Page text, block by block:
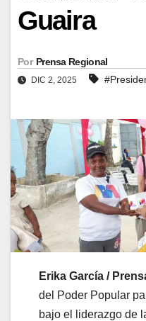
Guaira
Por Prensa Regional
DIC 2, 2025
Erika García /
del Poder Popular
bajo el liderazgo de